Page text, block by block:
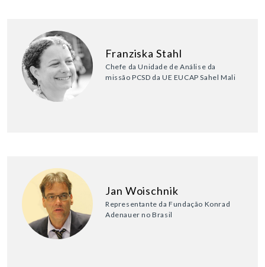
Franziska Stahl
Chefe da Unidade de Análise da
missão PCSD da UE EUCAP Sahel Mali
Jan Woischnik
Representante da Fundação Konrad
Adenauer no Brasil